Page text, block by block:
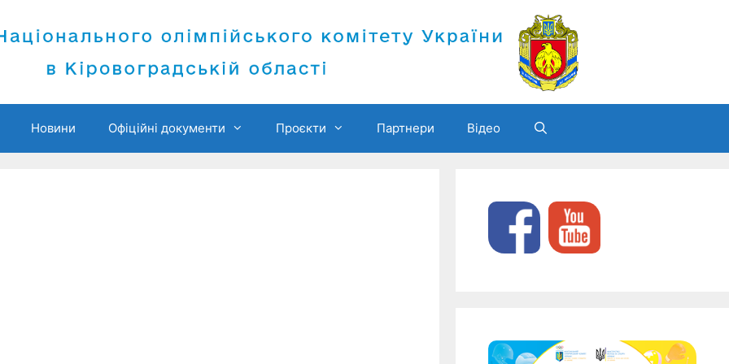
Новини Офіційні документи Проєкти Партнери Відео